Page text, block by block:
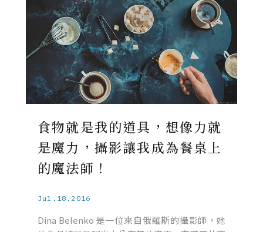
食物就是我的道具，想像力就
是魔力，攝影讓我成為餐桌上
的魔法師！
Jul.18.2016
Dina Belenko 是一位來自俄羅斯的攝影師，她